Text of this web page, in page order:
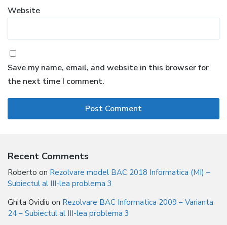
Website
Save my name, email, and website in this browser for
the next time I comment.
Recent Comments
Roberto on Rezolvare model BAC 2018 Informatica (MI) –
Subiectul al III-lea problema 3
Ghita Ovidiu on Rezolvare BAC Informatica 2009 – Varianta
24 – Subiectul al III-lea problema 3